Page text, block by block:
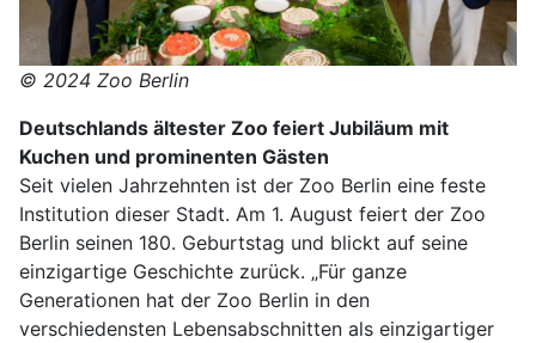
© 2024 Zoo Berlin
Deutschlands ältester Zoo feiert Jubiläum mit
Kuchen und prominenten Gästen
Seit vielen Jahrzehnten ist der Zoo Berlin eine feste
Institution dieser Stadt. Am 1. August feiert der Zoo
Berlin seinen 180. Geburtstag und blickt auf seine
einzigartige Geschichte zurück. „Für ganze
Generationen hat der Zoo Berlin in den
verschiedensten Lebensabschnitten als einzigartiger